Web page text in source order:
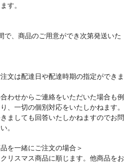
す。
で、商品のご用意ができ次第発送いた
文は配達日や配達時期の指定ができま
わせからご連絡をいただいた場合も例
、一切の個別対応をいたしかねます。
ましても回答いたしかねますのでお問
。
を一緒にご注文の場合＞
リスマス商品に順じます。他商品をお